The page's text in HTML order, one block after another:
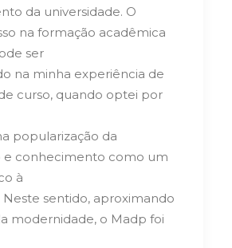
da universidade. O
na formação acadêmica
ser
na minha experiência de
curso, quando optei por
popularização da
e conhecimento como um
à
sentido, aproximando
modernidade, o Madp foi